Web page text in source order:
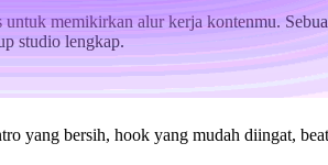
memikirkan alur kerja kontenmu.
studio lengkap.
yang bersih, hook yang mudah diingat,